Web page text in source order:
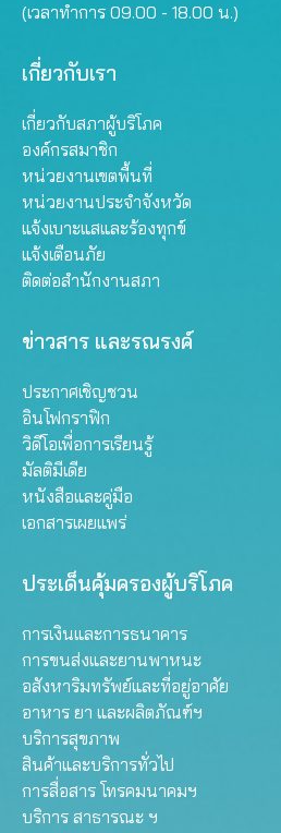
(เวลาทำการ 09.00 - 18.00 น.)
เกี่ยวกับเรา
เกี่ยวกับสภาผู้บริโภค
องค์กรสมาชิก
หน่วยงานเขตพื้นที่
หน่วยงานประจำจังหวัด
แจ้งเบาะแสและร้องทุกข์
แจ้งเตือนภัย
ติดต่อสำนักงานสภา
ข่าวสาร และรณรงค์
ประกาศเชิญชวน
อินโฟกราฟิก
วิดีโอเพื่อการเรียนรู้
มัลติมีเดีย
หนังสือและคู่มือ
เอกสารเผยแพร่
ประเด็นคุ้มครองผู้บริโภค
การเงินและการธนาคาร
การขนส่งและยานพาหนะ
อสังหาริมทรัพย์และที่อยู่อาศัย
อาหาร ยา และผลิตภัณฑ์ฯ
บริการสุขภาพ
สินค้าและบริการทั่วไป
การสื่อสาร โทรคมนาคมฯ
บริการ สาธารณะ ฯ